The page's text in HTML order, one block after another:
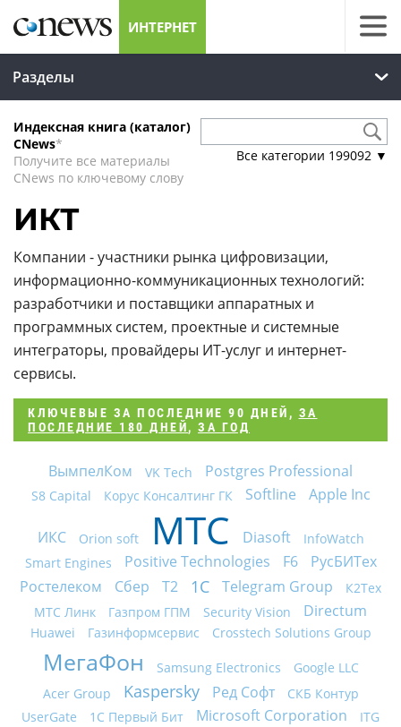
ИНТЕРНЕТ
Разделы
Индексная книга (каталог)
CNews*
Получите все материалы
CNews по ключевому слову
Все категории 199092 ▼
ИКТ
Компании - участники рынка цифровизации,
информационно-коммуникационных технологий:
разработчики и поставщики аппаратных и
программных систем, проектные и системные
интеграторы, провайдеры ИТ-услуг и интернет-
сервисы.
КЛЮЧЕВЫЕ ЗА ПОСЛЕДНИЕ 90 ДНЕЙ , ЗА
ПОСЛЕДНИЕ 180 ДНЕЙ, ЗА ГОД
ВымпелКом VK Tech Postgres Professional
S8 Capital Корус Консалтинг ГК Softline Apple Inc
ИКС Orion soft МТС Diasoft
InfoWatch
Smart Engines
Positive Technologies F6
РусБИТех
Ростелеком
Сбер Т2 1С Telegram Group
К2Тех
МТС Линк
Газпром ГПМ Security Vision Directum
Huawei Газинформсервис Crosstech Solutions Group
МегаФон Samsung Electronics
Google LLC
Acer Group
Kaspersky Ред Софт
СКБ Контур
UserGate
1С Первый Бит Microsoft Corporation ITG